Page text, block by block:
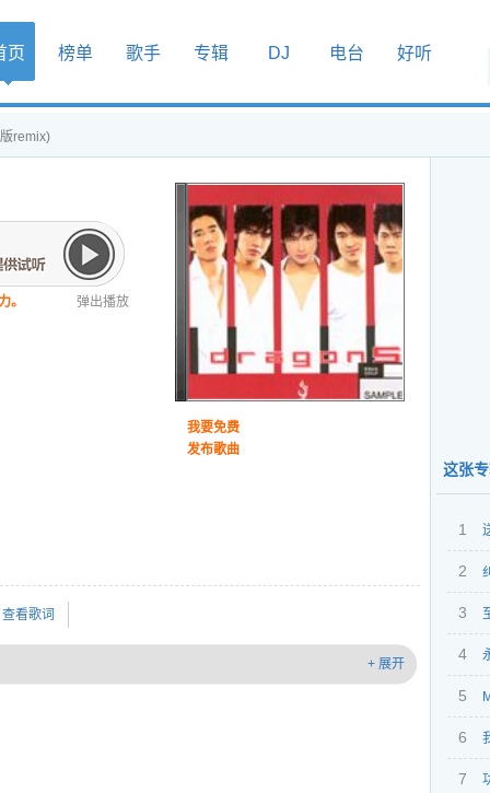
页 榜单 歌手 专辑 DJ 电台 好听
remix)
。 弹出播放
我要免费
发布歌曲
查看歌词
+ 展开
这张
1
2
3
4
5
6
7